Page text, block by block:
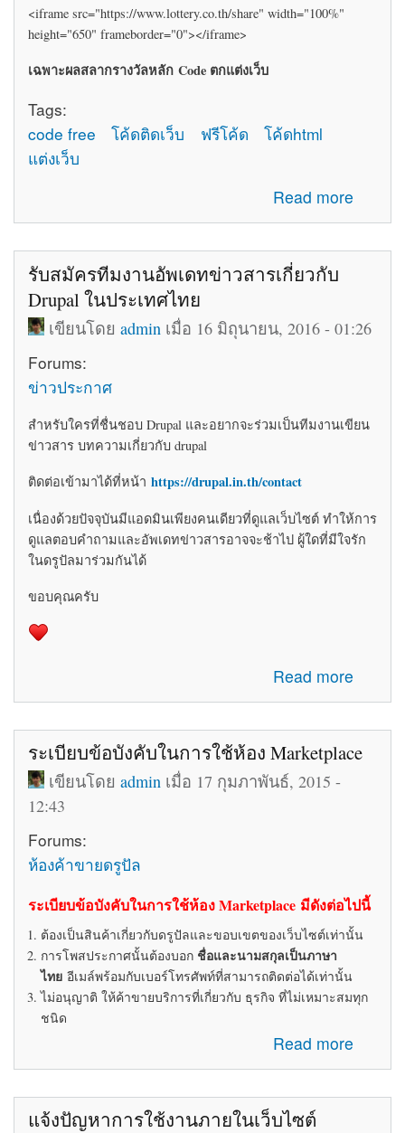
<iframe src="https://www.lottery.co.th/share" width="100%"
height="650" frameborder="0"></iframe>
เฉพาะผลสลากรางวัลหลัก Code ตกแต่งเว็บ
Tags:
code free
โค้ดติดเว็บ ฟรีโค้ด
โค้ดhtml
แต่งเว็บ
Read more
about โค้ดติดเว็บฟรี html โค้ดแต่งเว็บไซต์ blogger ร้านค้า
ให้สวยงาม
รับสมัครทีมงานอัพเดทข่าวสารเกี่ยวกับ
Drupal ในประเทศไทย
เขียนโดยadmin เมื่อ 16 มิถุนายน, 2016 - 01:26
Forums:
ข่าวประกาศ
สำหรับใครที่ชื่นชอบ Drupal และอยากจะร่วมเป็นทีมงานเขียน
ข่าวสาร บทความเกี่ยวกับ drupal
ติดต่อเข้ามาได้ที่หน้า https://drupal.in.th/contact
เนื่องด้วยปัจจุบันมีแอดมินเพียงคนเดียวที่ดูแลเว็บไซต์ ทำให้การ
ดูแลตอบคำถามและอัพเดทข่าวสารอาจจะช้าไป ผู้ใดที่มีใจรัก
ในดรูปัลมาร่วมกันได้
ขอบคุณครับ
Read more
about รับสมัครทีมงานอัพเดทข่าวสารเกี่ยวกับ Drupal ใน
ประเทศไทย
ระเบียบข้อบังคับในการใช้ห้อง Marketplace
เขียนโดยadmin เมื่อ 17 กุมภาพันธ์, 2015 -
12:43
Forums:
ห้องค้าขายดรูปัล
ระเบียบข้อบังคับในการใช้ห้อง Marketplace มีดังต่อไปนี้
ต้องเป็นสินค้าเกี่ยวกับดรูปัลและขอบเขตของเว็บไซต์เท่านั้น
การโพสประกาศนั้นต้องบอก ชื่อและนามสกุลเป็นภาษา
ไทย อีเมล์พร้อมกับเบอร์โทรศัพท์ที่สามารถติดต่อได้เท่านั้น
ไม่อนุญาติ ให้ค้าขายบริการที่เกี่ยวกับ ธุรกิจ ที่ไม่เหมาะสมทุก
ชนิด
Read more
about ระเบียบข้อบังคับในการใช้ห้อง Marketplace
แจ้งปัญหาการใช้งานภายในเว็บไซต์